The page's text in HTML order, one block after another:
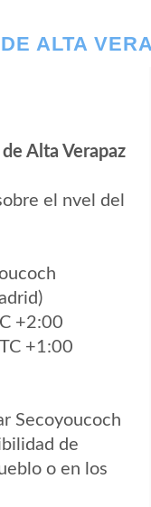
ALTA
Alta Verapaz
el nvel del
+2:00
+1:00
Secoyoucoch
de
o en los